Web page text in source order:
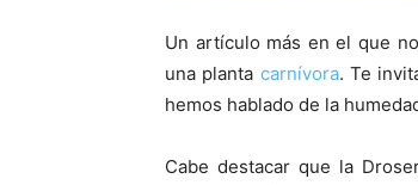
Un artículo más en el que
una planta carnívora. Te
hemos hablado de la
Cabe destacar que la